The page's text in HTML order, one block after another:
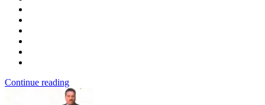
Continue reading